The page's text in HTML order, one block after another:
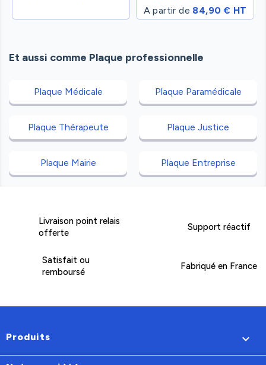
A partir de 84,90 € HT
Et aussi comme Plaque professionnelle
Plaque Médicale Plaque Paramédicale
Plaque Thérapeute Plaque Justice
Plaque Mairie Plaque Entreprise
Livraison point relais
offerte
Support réactif
Satisfait ou
remboursé
Fabriqué en France
Produits 